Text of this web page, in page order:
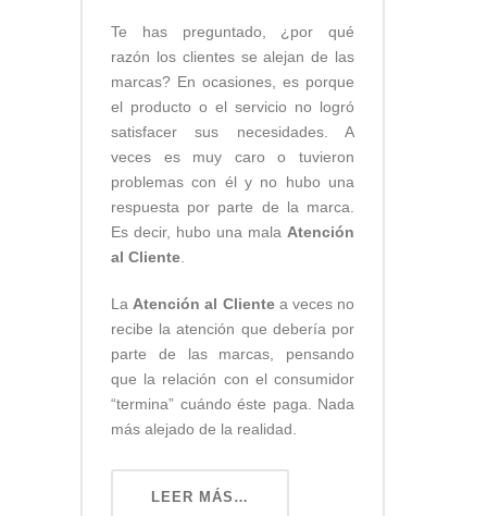
Te has preguntado, ¿por qué
razón los clientes se alejan de las
marcas? En ocasiones, es porque
el producto o el servicio no logró
satisfacer sus necesidades. A
veces es muy caro o tuvieron
problemas con él y no hubo una
respuesta por parte de la marca.
Es decir, hubo una mala Atención
al Cliente
La Atención al Clientea veces no
recibe la atención que debería por
parte de las marcas, pensando
que la relación con el consumidor
“termina” cuándo éste paga. Nada
más alejado de la realidad.
LEER MÁS…